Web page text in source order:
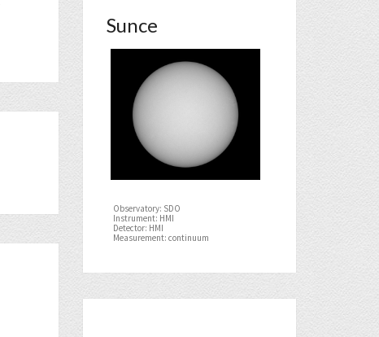
Sunce
Observatory: SDO
Instrument: HMI
Detector: HMI
Measurement: continuum